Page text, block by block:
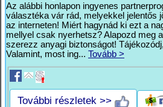
Az alábbi honlapon ingyenes
választéka vár rád, melyekkel jelentős
az interneten! Miért hagynád ki ezt a
mellyel csak nyerhetsz? Alapozd meg
szerezz anyagi biztonságot!
Valamint, most ing... Tovább >
További részletek >>